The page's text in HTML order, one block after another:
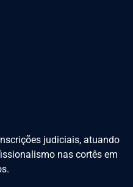
judiciais, atuando
nas cortês em